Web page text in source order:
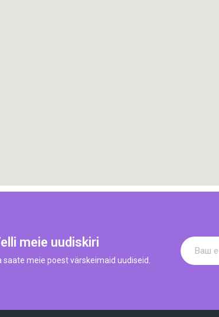
meie uudiskiri
saate meie poest värskeimaid uudiseid.